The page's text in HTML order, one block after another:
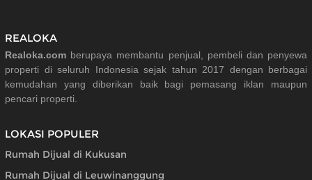
REALOKA
Realoka.com berupaya membantu penjual, pembeli dan penyewa
properti di seluruh Indonesia sejak tahun 2017 dengan berbagai
kemudahan yang diberikan baik bagi pemasang iklan maupun
pencari properti.
LOKASI POPULER
Rumah Dijual di Kukusan
Rumah Dijual di Leuwinanggung